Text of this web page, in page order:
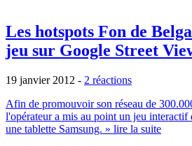
Les hotspots Fon de
jeu sur Google Street
19 janvier 2012 - 2 réactions
Afin de promouvoir son réseau de
l'opérateur a mis au point un jeu
une tablette Samsung. » lire la suite